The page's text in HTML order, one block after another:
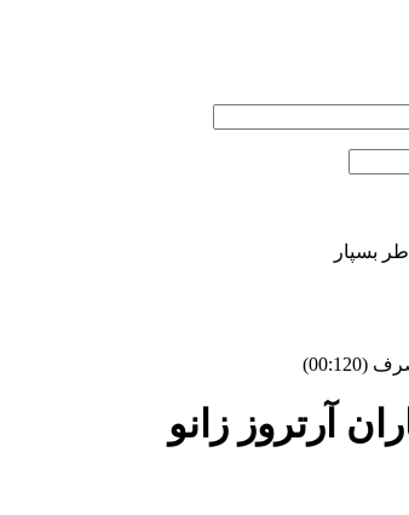
بسپار
(00:
120
)
آرتروز زانو